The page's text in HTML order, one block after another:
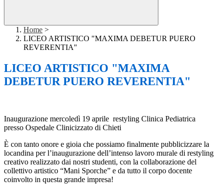
Home >
LICEO ARTISTICO "MAXIMA DEBETUR PUERO
REVERENTIA"
LICEO ARTISTICO "MAXIMA
DEBETUR PUERO REVERENTIA"
Inaugurazione mercoledì 19 aprile restyling Clinica Pediatrica
presso Ospedale Clinicizzato di Chieti
È con tanto onore e gioia che possiamo finalmente pubblicizzare la
locandina per l’inaugurazione dell’intenso lavoro murale di restyling
creativo realizzato dai nostri studenti, con la collaborazione del
collettivo artistico “Mani Sporche” e da tutto il corpo docente
coinvolto in questa grande impresa!